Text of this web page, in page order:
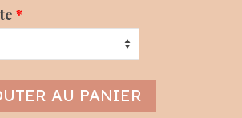
*
AU PANIER